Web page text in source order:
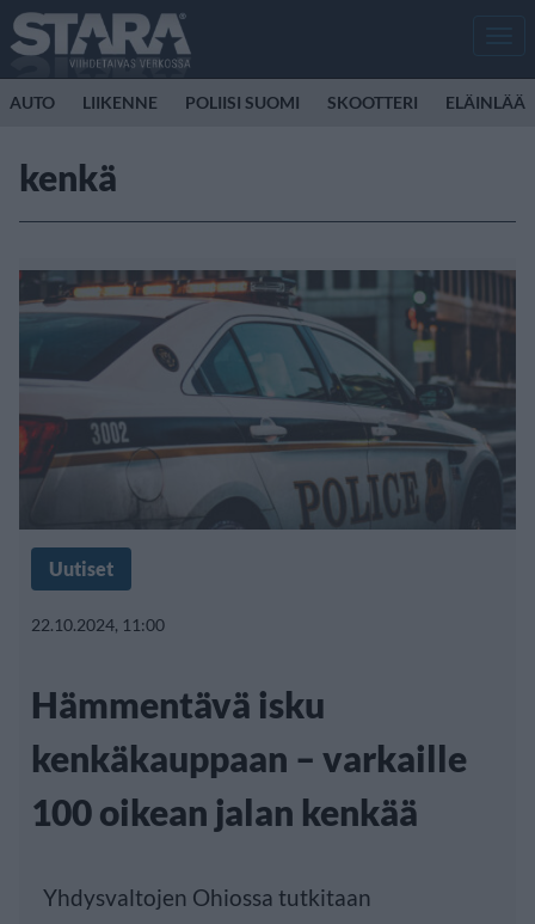
AUTO LIIKENNE POLIISI SUOMI SKOOTTERI
kenkä
Uutiset
22.10.2024, 11:00
Hämmentävä isku
kenkäkauppaan – varkaille
100 oikean jalan kenkää
Yhdysvaltojen Ohiossa tutkitaan